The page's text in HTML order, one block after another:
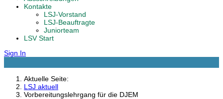
Kontakte
LSJ-Vorstand
LSJ-Beauftragte
Juniorteam
LSV Start
Sign In
Aktuelle Seite:
LSJ aktuell
Vorbereitungslehrgang für die DJEM